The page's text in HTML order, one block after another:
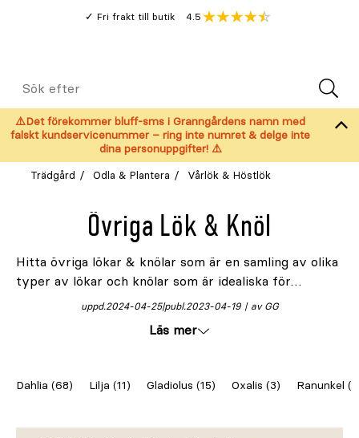
Fri frakt till butik
Genomsnitt
4.5
Meny
Sök
efter
⚠️Det förekommer bluff-sms i Granngårdens namn med
falskt kundservicenummer – ring inte numret & delge inte
dina personuppgifter! ⚠️
Trädgård Odla & Plantera Vårlök & Höstlök
Övriga Lök & Knöl
Hitta övriga lökar & knölar som är en samling av olika
typer av lökar och knölar som är idealiska för
trädgårdsodling. Missa inte spana hela utbudet av
exotiska växter till klassiska trädgårdsfavoriter.
färgsprakande blommor och grönsaker till din
publ.2023-04-19
uppd.2024-04-25 av GG
Läs mer
Dahlia (68) Lilja (11) Gladiolus (15) Oxalis (3) Ranunkel